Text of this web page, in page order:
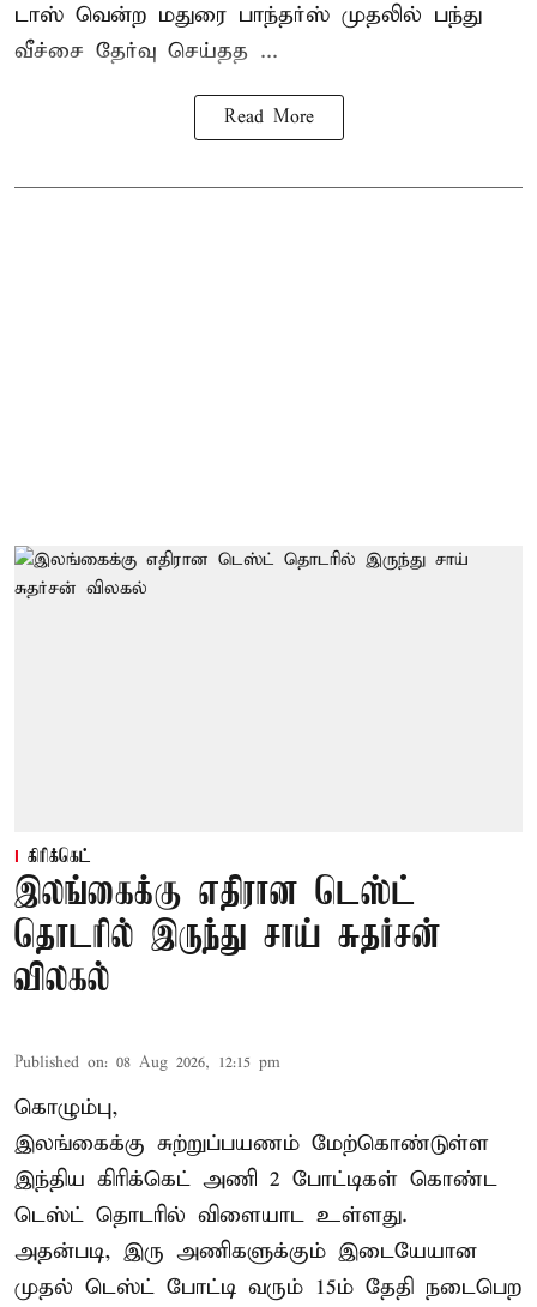
டாஸ் வென்ற மதுரை பாந்தர்ஸ் முதலில் பந்து
வீச்சை தேர்வு செய்தத ...
Read More
கிரிக்கெட்
இலங்கைக்கு எதிரான டெஸ்ட்
தொடரில் இருந்து சாய் சுதர்சன்
விலகல்
Published on: 08 Aug 2026, 12:15 pm
கொழும்பு,
இலங்கைக்கு சுற்றுப்பயணம் மேற்கொண்டுள்ள
இந்திய கிரிக்கெட் அணி 2 போட்டிகள் கொண்ட
டெஸ்ட் தொடரில் விளையாட உள்ளது.
அதன்படி, இரு அணிகளுக்கும் இடையேயான
முதல் டெஸ்ட் போட்டி வரும் 15ம் தேதி நடைபெற